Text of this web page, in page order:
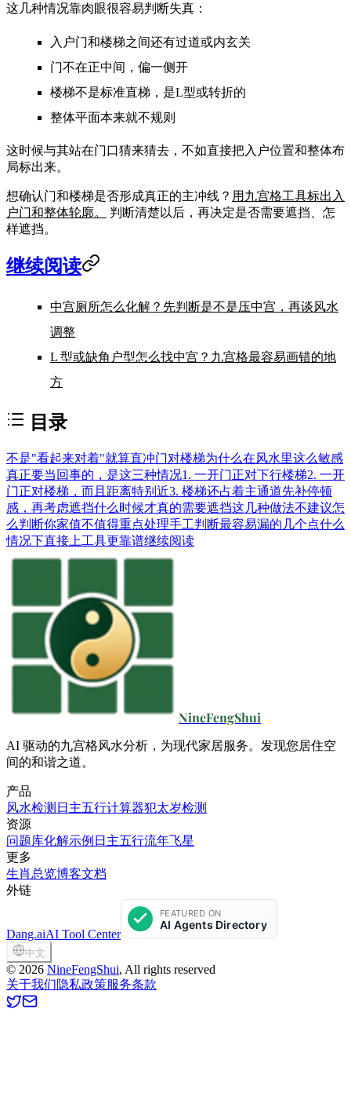
这几种情况靠肉眼很容易判断失真：
入户门和楼梯之间还有过道或内玄关
门不在正中间，偏一侧开
楼梯不是标准直梯，是L型或转折的
整体平面本来就不规则
这时候与其站在门口猜来猜去，不如直接把入户位置和整体布
局标出来。
想确认门和楼梯是否形成真正的主冲线？ 用九宫格工具标出入
户门和整体轮廓。
判断清楚以后，再决定是否需要遮挡、怎
样遮挡。
继续阅读
中宫厕所怎么化解？先判断是不是压中宫，再谈风水
调整
L 型或缺角户型怎么找中宫？九宫格最容易画错的地
方
目录
不是"看起来对着"就算直冲门对楼梯为什么在风水里这么敏感
真正要当回事的，是这三种情况1. 一开门正对下行楼梯2. 一开
门正对楼梯，而且距离特别近3. 楼梯还占着主通道先补停顿
感，再考虑遮挡什么时候才真的需要遮挡这几种做法不建议怎
么判断你家值不值得重点处理手工判断最容易漏的几个点什么
情况下直接上工具更靠谱继续阅读
NineFengShui
AI 驱动的九宫格风水分析，为现代家居服务。发现您居住空
间的和谐之道。
产品
风水检测 日主五行计算器犯太岁检测
资源
问题库化解示例 日主五行流年飞星
更多
生肖总览博客文档
外链
Dang.aiAI Tool Center
中文
© 2026 NineFengShui, All rights reserved
关于我们隐私政策服务条款